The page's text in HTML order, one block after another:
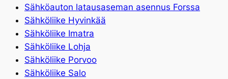
Sähköauton latausaseman asennus Forssa
Sähköliike Hyvinkää
Sähköliike Imatra
Sähköliike Lohja
Sähköliike Porvoo
Sähköliike Salo